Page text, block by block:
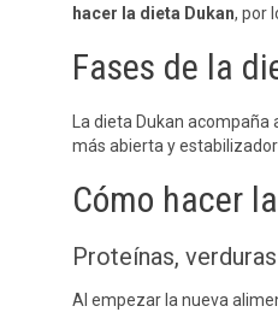
hacer la dieta Dukan, por
Fases de la
La dieta Dukan
más abierta y
Cómo hacer
Proteínas,
Al empezar la nueva